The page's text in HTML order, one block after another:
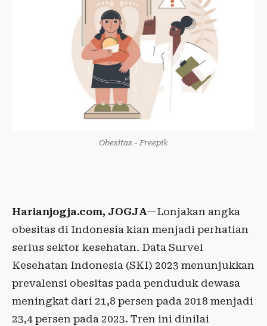
Obesitas - Freepik
Harianjogja.com, JOGJA—Lonjakan angka
obesitas di Indonesia kian menjadi perhatian
serius sektor kesehatan. Data Survei
Kesehatan Indonesia (SKI) 2023 menunjukkan
prevalensi obesitas pada penduduk dewasa
meningkat dari 21,8 persen pada 2018 menjadi
23,4 persen pada 2023. Tren ini dinilai